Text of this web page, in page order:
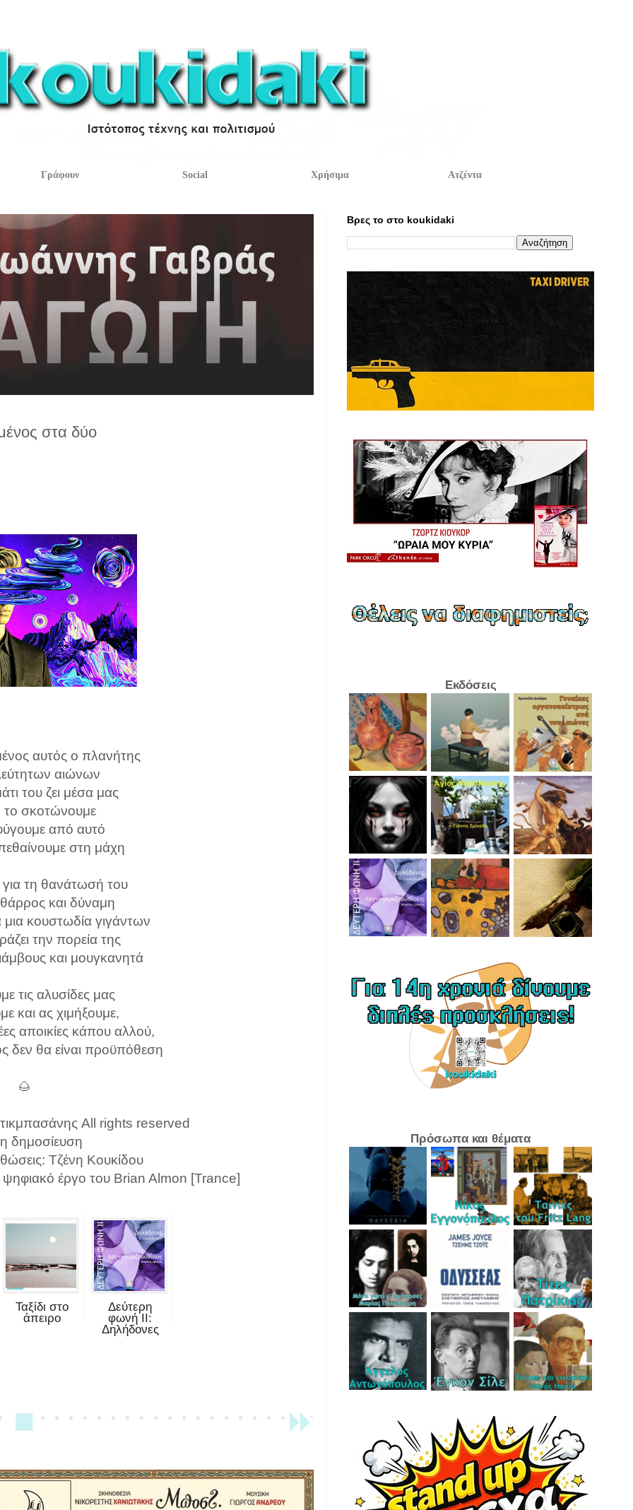
Γράφουν Social Χρήσιμα Ατζέντα
στα δύο
αυτός ο πλανήτης
αιώνων
του ζει μέσα μας
το σκοτώνουμε
από αυτό
στη μάχη
τη θανάτωσή του
και δύναμη
κουστωδία γιγάντων
την πορεία της
και μουγκανητά
τις αλυσίδες μας
και ας χιμήξουμε,
αποικίες κάπου αλλού,
δεν θα είναι προϋπόθεση
🌰
All rights reserved
δημοσίευση
Τζένη Κουκίδου
ψηφιακό έργο του Brian Almon [Trance]
Ταξίδι στο
άπειρο
Δεύτερη
φωνή II:
Δηλήδονες
Βρες το στο koukidaki
Εκδόσεις
Πρόσωπα και θέματα